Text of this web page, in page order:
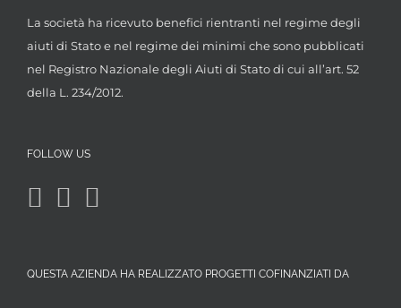
La società ha ricevuto benefici rientranti nel regime degli
aiuti di Stato e nel regime dei minimi che sono pubblicati
nel Registro Nazionale degli Aiuti di Stato di cui all’art. 52
della L. 234/2012.
FOLLOW US
QUESTA AZIENDA HA REALIZZATO PROGETTI COFINANZIATI DA